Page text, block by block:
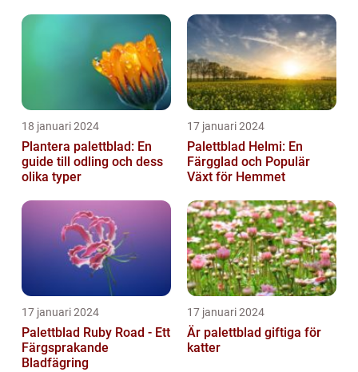
18 januari 2024
Plantera palettblad: En
guide till odling och dess
olika typer
17 januari 2024
Palettblad Helmi: En
Färgglad och Populär
Växt för Hemmet
17 januari 2024
Palettblad Ruby Road - Ett
Färgsprakande
Bladfägring
17 januari 2024
Är palettblad giftiga för
katter